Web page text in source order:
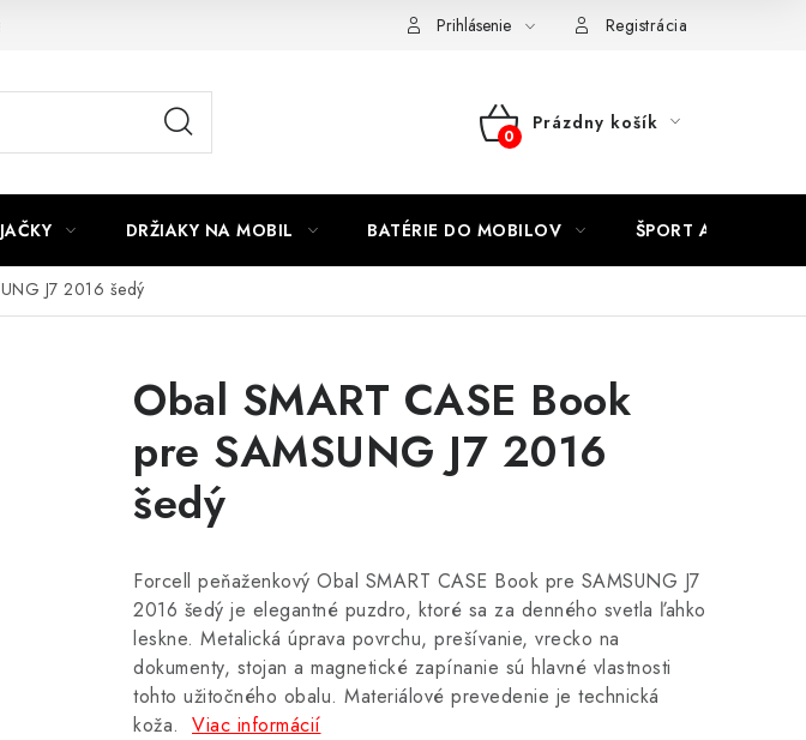
údajov Prihlásenie Registrácia
NÁKUPNÝ
Prázdny košík
DRŽIAKY NA MOBIL BATÉRIE DO MOBILOV ŠPORT A HOBBY
J7 2016 šedý
Obal SMART CASE Book
pre SAMSUNG J7 2016
šedý
Forcell peňaženkový Obal SMART CASE Book pre SAMSUNG J7
2016 šedý je elegantné puzdro, ktoré sa za denného svetla ľahko
leskne. Metalická úprava povrchu, prešívanie, vrecko na
dokumenty, stojan a magnetické zapínanie sú hlavné vlastnosti
tohto užitočného obalu. Materiálové prevedenie je technická
koža. Viac informácií